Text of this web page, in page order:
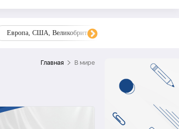
Европа, США, Великобритания, Украина, Запад,
Главная В мире